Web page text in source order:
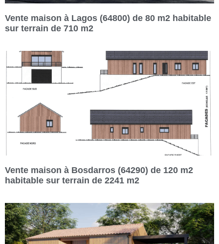
Vente maison à Lagos (64800) de 80 m2 habitable
sur terrain de 710 m2
Vente maison à Bosdarros (64290) de 120 m2
habitable sur terrain de 2241 m2